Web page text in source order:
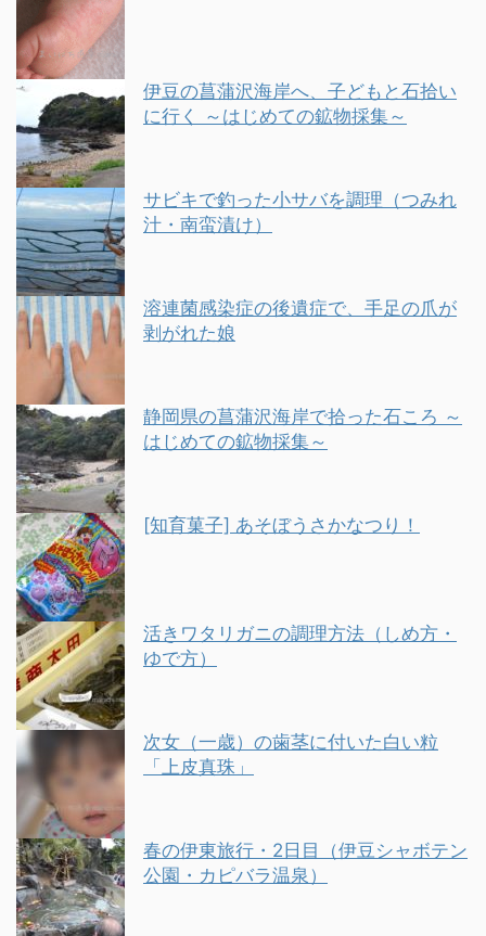
伊豆の菖蒲沢海岸へ、子どもと石拾い
に行く ～はじめての鉱物採集～
サビキで釣った小サバを調理（つみれ
汁・南蛮漬け）
溶連菌感染症の後遺症で、手足の爪が
剥がれた娘
静岡県の菖蒲沢海岸で拾った石ころ ～
はじめての鉱物採集～
[知育菓子] あそぼうさかなつり！
活きワタリガニの調理方法（しめ方・
ゆで方）
次女（一歳）の歯茎に付いた白い粒
「上皮真珠」
春の伊東旅行・2日目（伊豆シャボテン
公園・カピバラ温泉）